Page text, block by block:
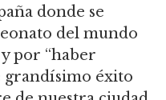
donde se
del mundo
por “haber
grandísimo éxito